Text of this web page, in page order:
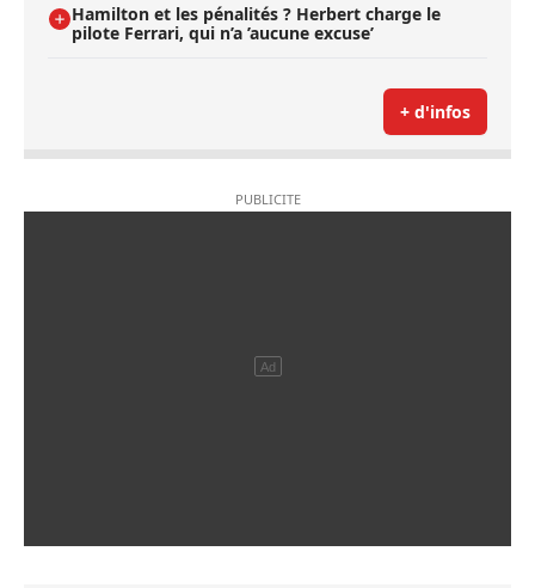
Hamilton et les pénalités ? Herbert charge le
pilote Ferrari, qui n’a ’aucune excuse’
+ d'infos